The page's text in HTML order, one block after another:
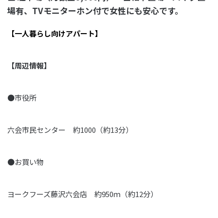
場有、TVモニターホン付で女性にも安心です。
【一人暮らし向けアパート】
【周辺情報】
●市役所
六会市民センター 約1000（約13分）
●お買い物
ヨークフーズ藤沢六会店 約950ｍ（約12分）